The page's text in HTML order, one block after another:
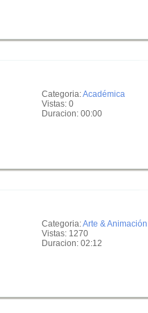
Categoria:Académica
Vistas: 0
Duracion: 00:00
Categoria:Arte & Animación
Vistas: 1270
Duracion: 02:12